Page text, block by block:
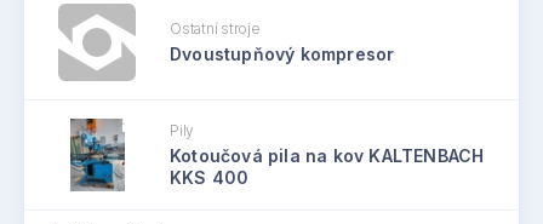
Ostatní stroje
Dvoustupňový kompresor
Pily
Kotoučová pila na kov KALTENBACH
KKS 400